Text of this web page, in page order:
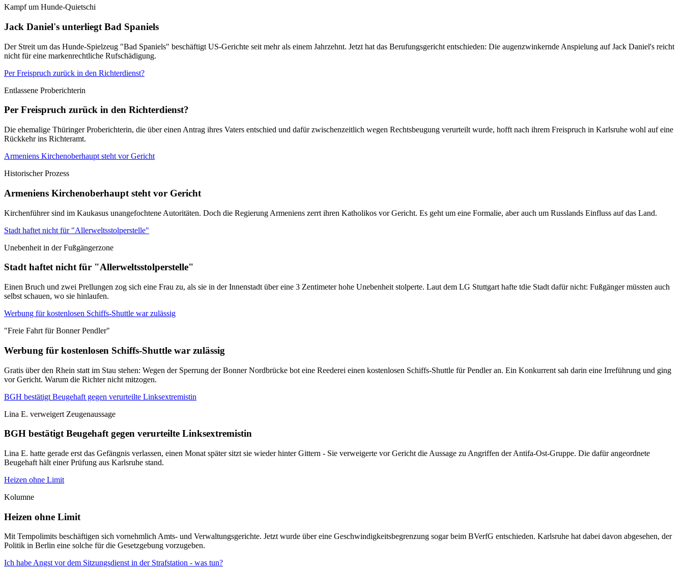
Kampf um Hunde-Quietschi
Jack Daniel's unterliegt Bad Spaniels
Der Streit um das Hunde-Spielzeug "Bad Spaniels" beschäftigt US-Gerichte seit mehr als einem Jahrzehnt. Jetzt hat das Berufungsgericht entschieden: Die augenzwinkernde Anspielung auf Jack Daniel's reicht
nicht für eine markenrechtliche Rufschädigung.
Per Freispruch zurück in den Richterdienst?
Entlassene Proberichterin
Per Freispruch zurück in den Richterdienst?
Die ehemalige Thüringer Proberichterin, die über einen Antrag ihres Vaters entschied und dafür zwischenzeitlich wegen Rechtsbeugung verurteilt wurde, hofft nach ihrem Freispruch in Karlsruhe wohl auf eine
Rückkehr ins Richteramt.
Armeniens Kirchenoberhaupt steht vor Gericht
Historischer Prozess
Armeniens Kirchenoberhaupt steht vor Gericht
Kirchenführer sind im Kaukasus unangefochtene Autoritäten. Doch die Regierung Armeniens zerrt ihren Katholikos vor Gericht. Es geht um eine Formalie, aber auch um Russlands Einfluss auf das Land.
Stadt haftet nicht für "Allerweltsstolperstelle"
Unebenheit in der Fußgängerzone
Stadt haftet nicht für "Allerweltsstolperstelle"
Einen Bruch und zwei Prellungen zog sich eine Frau zu, als sie in der Innenstadt über eine 3 Zentimeter hohe Unebenheit stolperte. Laut dem LG Stuttgart hafte tdie Stadt dafür nicht: Fußgänger müssten auch
selbst schauen, wo sie hinlaufen.
Werbung für kostenlosen Schiffs-Shuttle war zulässig
"Freie Fahrt für Bonner Pendler"
Werbung für kostenlosen Schiffs-Shuttle war zulässig
Gratis über den Rhein statt im Stau stehen: Wegen der Sperrung der Bonner Nordbrücke bot eine Reederei einen kostenlosen Schiffs-Shuttle für Pendler an. Ein Konkurrent sah darin eine Irreführung und ging
vor Gericht. Warum die Richter nicht mitzogen.
BGH bestätigt Beugehaft gegen verurteilte Linksextremistin
Lina E. verweigert Zeugenaussage
BGH bestätigt Beugehaft gegen verurteilte Linksextremistin
Lina E. hatte gerade erst das Gefängnis verlassen, einen Monat später sitzt sie wieder hinter Gittern - Sie verweigerte vor Gericht die Aussage zu Angriffen der Antifa-Ost-Gruppe. Die dafür angeordnete
Beugehaft hält einer Prüfung aus Karlsruhe stand.
Heizen ohne Limit
Kolumne
Heizen ohne Limit
Mit Tempolimits beschäftigen sich vornehmlich Amts- und Verwaltungsgerichte. Jetzt wurde über eine Geschwindigkeitsbegrenzung sogar beim BVerfG entschieden. Karlsruhe hat dabei davon abgesehen, der
Politik in Berlin eine solche für die Gesetzgebung vorzugeben.
Ich habe Angst vor dem Sitzungsdienst in der Strafstation - was tun?